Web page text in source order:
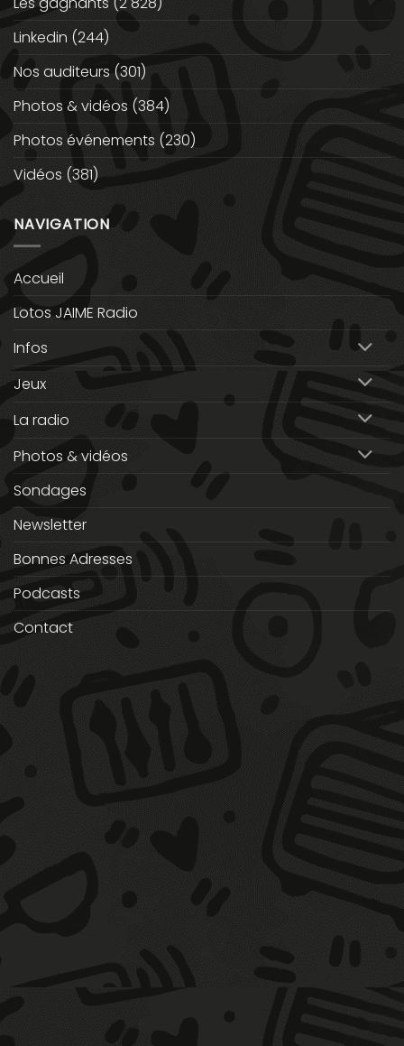
Linkedin (244)
Nos auditeurs (301)
Photos & vidéos (384)
Photos événements (230)
Vidéos (381)
NAVIGATION
Accueil
Lotos JAIME Radio
Infos
Jeux
La radio
Photos & vidéos
Sondages
Newsletter
Bonnes Adresses
Podcasts
Contact